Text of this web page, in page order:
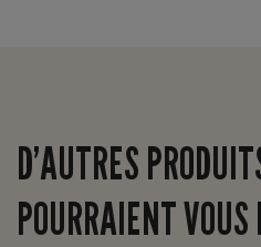
D’AUTRES
POURRAIENT